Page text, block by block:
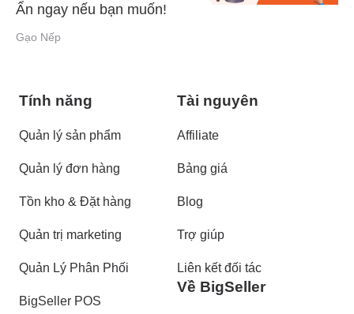
Ẩn ngay nếu bạn muốn!
Gạo Nếp
Tính năng
Quản lý sản phẩm
Quản lý đơn hàng
Tồn kho & Đặt hàng
Quản trị marketing
Quản Lý Phân Phối
BigSeller POS
Tài nguyên
Affiliate
Bảng giá
Blog
Trợ giúp
Liên kết đối tác
Về BigSeller